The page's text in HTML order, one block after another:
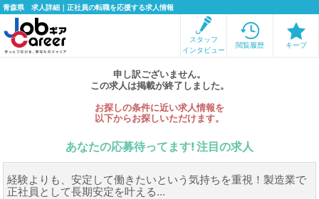
青森県 求人詳細｜正社員の転職を応援する求人情報
スタッフ
インタビュー
閲覧履歴 キープ
申し訳ございません。
この求人は掲載が終了しました。
お探しの条件に近い求人情報を
以下からお探しいただけます。
あなたの応募待ってます! 注目の求人
経験よりも、安定して働きたいという気持ちを重視！製造業で
正社員として長期安定を叶える...